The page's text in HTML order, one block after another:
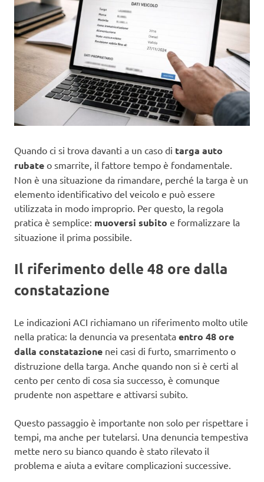
Quando ci si trova davanti a un caso di targa auto
rubate o smarrite, il fattore tempo è fondamentale.
Non è una situazione da rimandare, perché la targa è un
elemento identificativo del veicolo e può essere
utilizzata in modo improprio. Per questo, la regola
pratica è semplice: muoversi subito e formalizzare la
situazione il prima possibile.
Il riferimento delle 48 ore dalla
constatazione
Le indicazioni ACI richiamano un riferimento molto utile
nella pratica: la denuncia va presentata entro 48 ore
dalla constatazione nei casi di furto, smarrimento o
distruzione della targa. Anche quando non si è certi al
cento per cento di cosa sia successo, è comunque
prudente non aspettare e attivarsi subito.
Questo passaggio è importante non solo per rispettare i
tempi, ma anche per tutelarsi. Una denuncia tempestiva
mette nero su bianco quando è stato rilevato il
problema e aiuta a evitare complicazioni successive.